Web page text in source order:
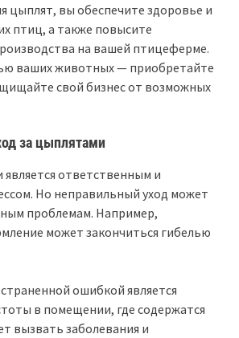
цыплят, вы обеспечите здоровье и
птиц, а также повысите
на вашей птицеферме.
ваших животных — приобретайте
свой бизнес от возможных
за цыплятами
является ответственным и
Но неправильный уход может
проблемам. Например,
может закончиться гибелью
ошибкой является
в помещении, где содержатся
вызвать заболевания и